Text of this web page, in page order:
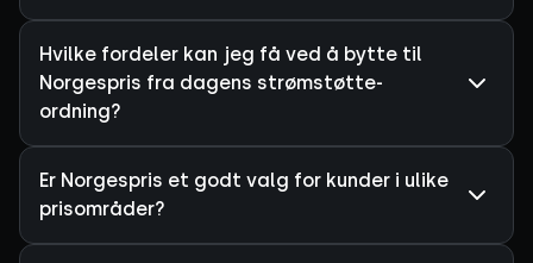
Hvilke fordeler kan jeg få ved å bytte til
Norgespris fra dagens strømstøtte-
ordning?
Er Norgespris et godt valg for kunder i ulike
prisområder?